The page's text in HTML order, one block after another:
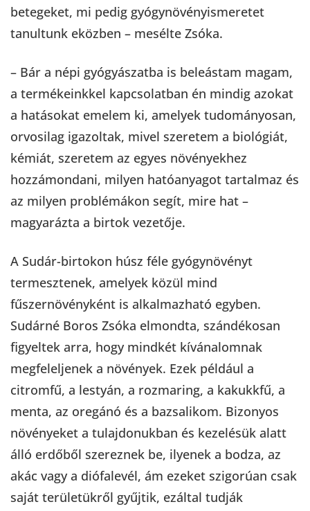
betegeket, mi pedig gyógynövényismeretet
tanultunk eközben – mesélte Zsóka.
– Bár a népi gyógyászatba is beleástam magam,
a termékeinkkel kapcsolatban én mindig azokat
a hatásokat emelem ki, amelyek tudományosan,
orvosilag igazoltak, mivel szeretem a biológiát,
kémiát, szeretem az egyes növényekhez
hozzámondani, milyen hatóanyagot tartalmaz és
az milyen problémákon segít, mire hat –
magyarázta a birtok vezetője.
A Sudár-birtokon húsz féle gyógynövényt
termesztenek, amelyek közül mind
fűszernövényként is alkalmazható egyben.
Sudárné Boros Zsóka elmondta, szándékosan
figyeltek arra, hogy mindkét kívánalomnak
megfeleljenek a növények. Ezek például a
citromfű, a lestyán, a rozmaring, a kakukkfű, a
menta, az oregánó és a bazsalikom. Bizonyos
növényeket a tulajdonukban és kezelésük alatt
álló erdőből szereznek be, ilyenek a bodza, az
akác vagy a diófalevél, ám ezeket szigorúan csak
saját területükről gyűjtik, ezáltal tudják